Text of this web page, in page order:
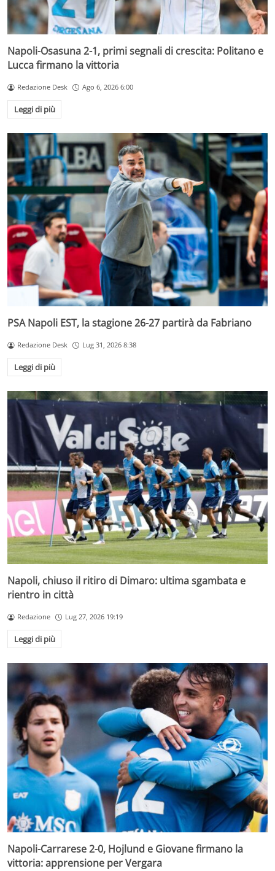
Napoli-Osasuna 2-1, primi segnali di crescita: Politano e
Lucca firmano la vittoria
Redazione Desk Ago 6, 2026 6:00
Leggi di più
PSA Napoli EST, la stagione 26-27 partirà da Fabriano
Redazione Desk Lug 31, 2026 8:38
Leggi di più
Napoli, chiuso il ritiro di Dimaro: ultima sgambata e
rientro in città
Redazione Lug 27, 2026 19:19
Leggi di più
Napoli-Carrarese 2-0, Hojlund e Giovane firmano la
vittoria: apprensione per Vergara